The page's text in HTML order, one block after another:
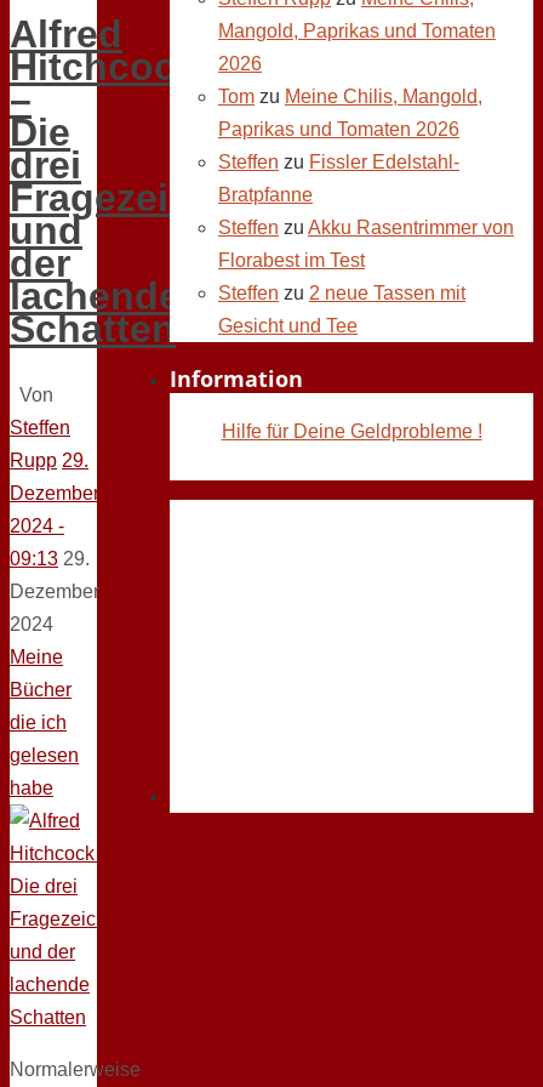
Alfred
Hitchcock
–
Die
drei
Fragezeichen
und
der
lachende
Schatten
Von
Steffen
Rupp 29.
Dezember
2024 -
09:13 29.
Dezember
2024
Meine
Bücher
die ich
gelesen
habe
Normalerweise
Mangold, Paprikas und Tomaten
2026
Tom zu Meine Chilis, Mangold,
Paprikas und Tomaten 2026
Steffen zu Fissler Edelstahl-
Bratpfanne
Steffen zu Akku Rasentrimmer von
Florabest im Test
Steffen zu 2 neue Tassen mit
Gesicht und Tee
Information
Hilfe für Deine Geldprobleme !